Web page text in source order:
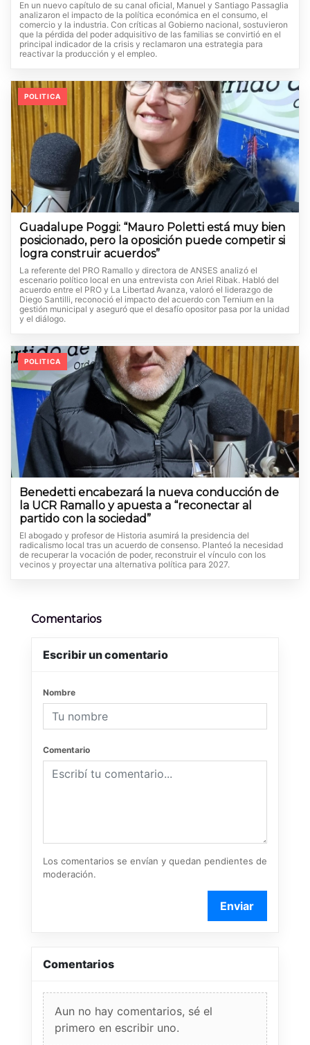
En un nuevo capítulo de su canal oficial, Manuel y Santiago Passaglia
analizaron el impacto de la política económica en el consumo, el
comercio y la industria. Con críticas al Gobierno nacional, sostuvieron
que la pérdida del poder adquisitivo de las familias se convirtió en el
principal indicador de la crisis y reclamaron una estrategia para
reactivar la producción y el empleo.
POLITICA
Guadalupe Poggi: “Mauro Poletti está muy bien
posicionado, pero la oposición puede competir si
logra construir acuerdos”
La referente del PRO Ramallo y directora de ANSES analizó el
escenario político local en una entrevista con Ariel Ribak. Habló del
acuerdo entre el PRO y La Libertad Avanza, valoró el liderazgo de
Diego Santilli, reconoció el impacto del acuerdo con Ternium en la
gestión municipal y aseguró que el desafío opositor pasa por la unidad
y el diálogo.
POLITICA
Benedetti encabezará la nueva conducción de
la UCR Ramallo y apuesta a “reconectar al
partido con la sociedad”
El abogado y profesor de Historia asumirá la presidencia del
radicalismo local tras un acuerdo de consenso. Planteó la necesidad
de recuperar la vocación de poder, reconstruir el vínculo con los
vecinos y proyectar una alternativa política para 2027.
Comentarios
Escribir un comentario
Nombre
Comentario
Los comentarios se envían y quedan pendientes de
moderación.
Enviar
Comentarios
Aun no hay comentarios, sé el
primero en escribir uno.